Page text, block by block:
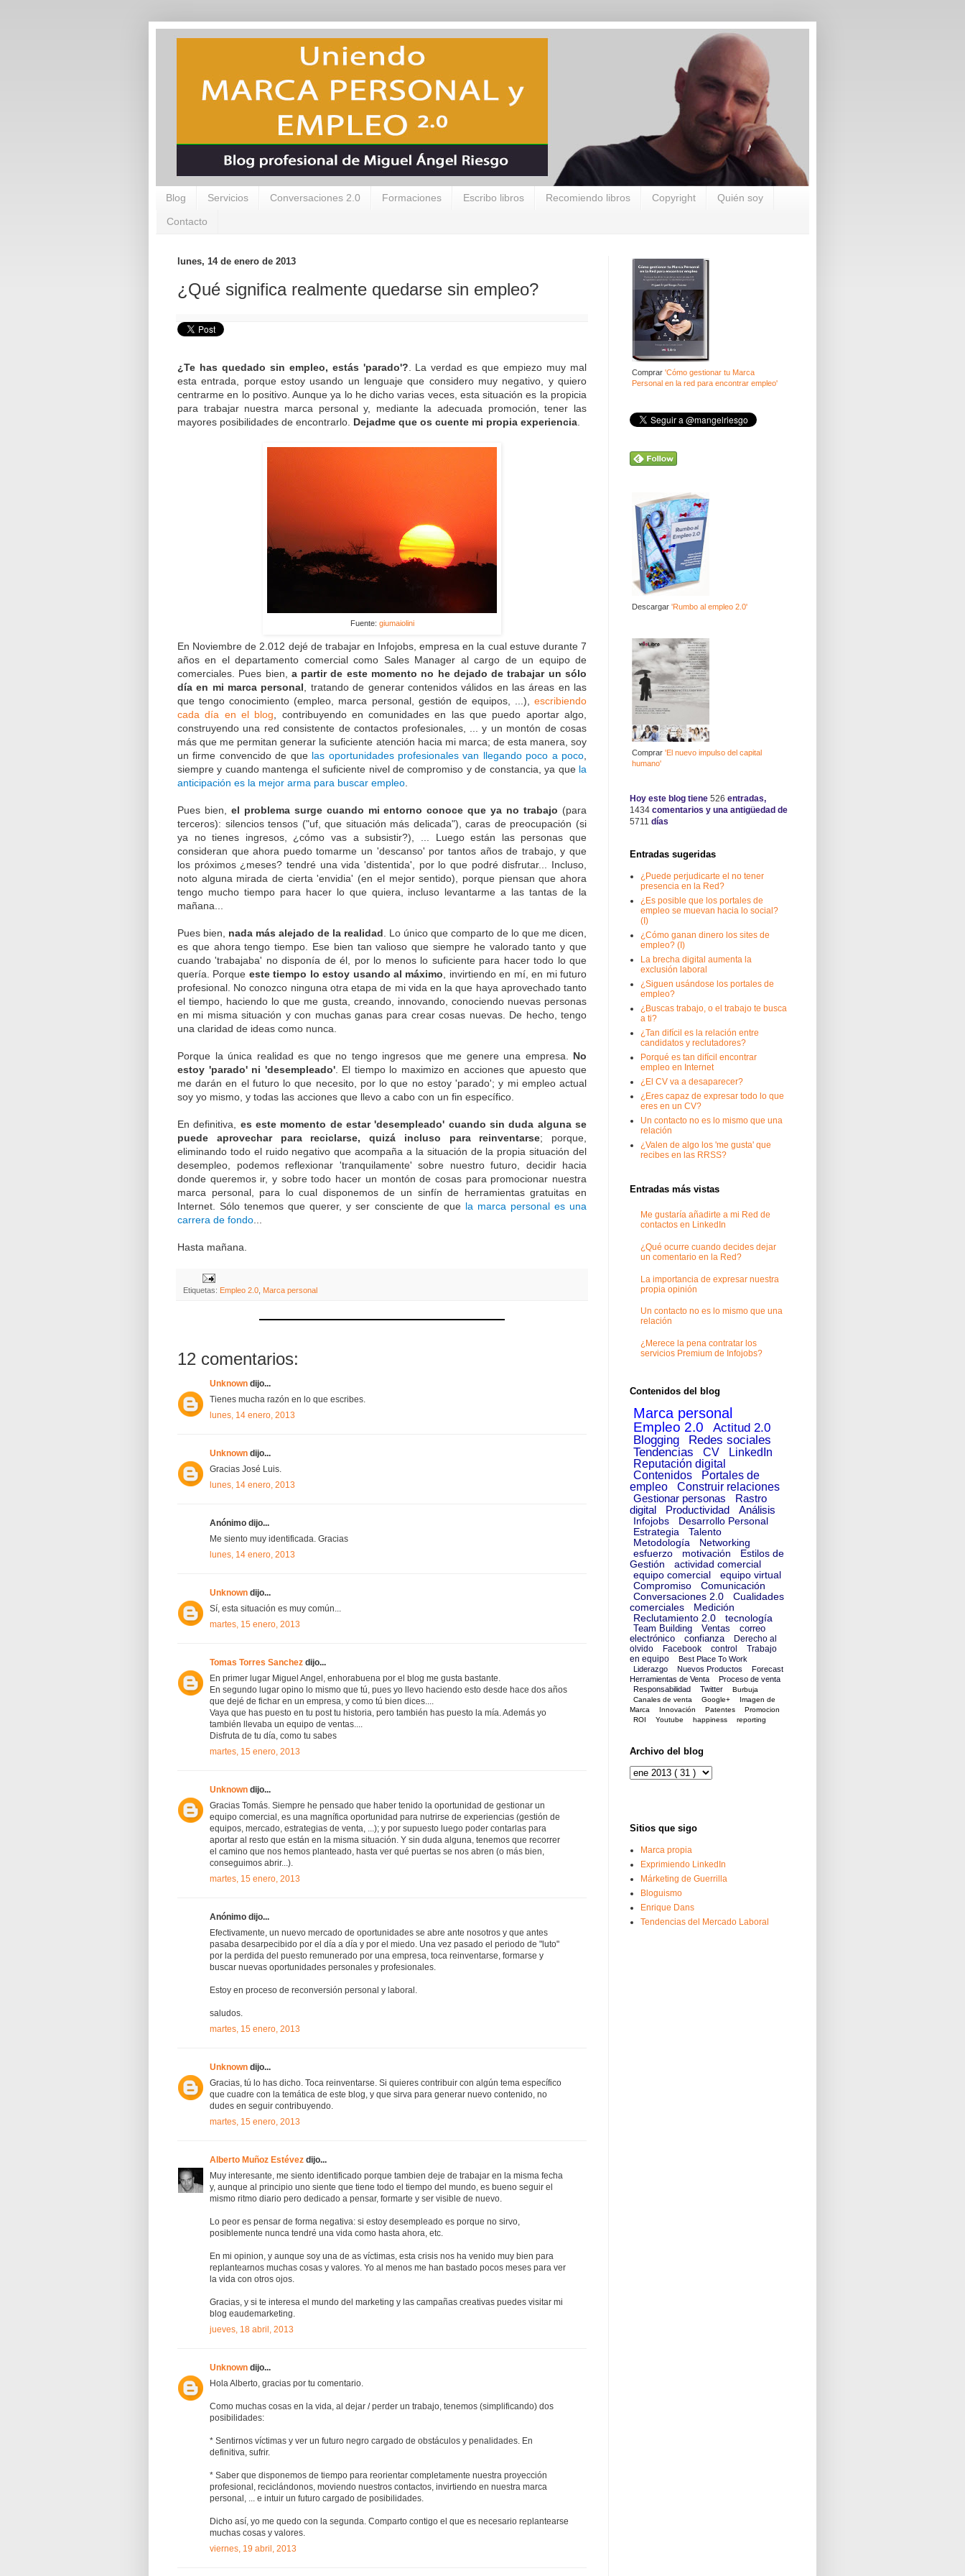
Blog Servicios Conversaciones 2.0 Formaciones Escribo libros Recomiendo libros Copyright Quién soy
Contacto
lunes, 14 de enero de 2013
¿Qué significa realmente quedarse sin empleo?
¿Te has quedado sin empleo, estás 'parado'? . La verdad es que empiezo muy mal
esta entrada, porque estoy usando un lenguaje que considero muy negativo, y quiero
centrarme en lo positivo. Aunque ya lo he dicho varias veces, esta situación es la propicia
para trabajar nuestra marca personal y, mediante la adecuada promoción, tener las
mayores posibilidades de encontrarlo. Dejadme que os cuente mi propia experiencia
Fuente: giumaiolini
En Noviembre de 2.012 dejé de trabajar en Infojobs, empresa en la cual estuve durante 7
años en el departamento comercial como Sales Manager al cargo de un equipo de
comerciales. Pues bien, a partir de este momento no he dejado de trabajar un sólo
día en mi marca personal , tratando de generar contenidos válidos en las áreas en las
que tengo conocimiento (empleo, marca personal, gestión de equipos, ...), escribiendo
cada día en el blog , contribuyendo en comunidades en las que puedo aportar algo,
construyendo una red consistente de contactos profesionales, ... y un montón de cosas
más que me permitan generar la suficiente atención hacia mi marca; de esta manera, soy
un firme convencido de que las oportunidades profesionales van llegando poco a poco
siempre y cuando mantenga el suficiente nivel de compromiso y de constancia, ya que la
anticipación es la mejor arma para buscar empleo
Pues bien, el problema surge cuando mi entorno conoce que ya no trabajo (para
terceros): silencios tensos ("uf, que situación más delicada"), caras de preocupación (si
ya no tienes ingresos, ¿cómo vas a subsistir?), ... Luego están las personas que
consideran que ahora puedo tomarme un 'descanso' por tantos años de trabajo, y que
los próximos ¿meses? tendré una vida 'distentida', por lo que podré disfrutar... Incluso,
noto alguna mirada de cierta 'envidia' (en el mejor sentido), porque piensan que ahora
tengo mucho tiempo para hacer lo que quiera, incluso levantarme a las tantas de la
mañana...
Pues bien, nada más alejado de la realidad . Lo único que comparto de lo que me dicen,
es que ahora tengo tiempo. Ese bien tan valioso que siempre he valorado tanto y que
cuando 'trabajaba' no disponía de él, por lo menos lo suficiente para hacer todo lo que
quería. Porque este tiempo lo estoy usando al máximo , invirtiendo en mí, en mi futuro
profesional. No conozco ninguna otra etapa de mi vida en la que haya aprovechado tanto
el tiempo, haciendo lo que me gusta, creando, innovando, conociendo nuevas personas
en mi misma situación y con muchas ganas para crear cosas nuevas. De hecho, tengo
una claridad de ideas como nunca.
Porque la única realidad es que no tengo ingresos que me genere una empresa. No
estoy 'parado' ni 'desempleado'. El tiempo lo maximizo en acciones que apuesto que
me darán en el futuro lo que necesito, por lo que no estoy 'parado'; y mi empleo actual
soy yo mismo, y todas las acciones que llevo a cabo con un fin específico.
En definitiva, es este momento de estar 'desempleado' cuando sin duda alguna se
puede aprovechar para reciclarse, quizá incluso para reinventarse; porque,
eliminando todo el ruido negativo que acompaña a la situación de la propia situación del
desempleo, podemos reflexionar 'tranquilamente' sobre nuestro futuro, decidir hacia
donde queremos ir, y sobre todo hacer un montón de cosas para promocionar nuestra
marca personal, para lo cual disponemos de un sinfín de herramientas gratuitas en
Internet. Sólo tenemos que querer, y ser consciente de que la marca personal es una
carrera de fondo
Hasta mañana.
Etiquetas: Empleo 2.0 Marca personal
12 comentarios:
Unknown dijo...
Tienes mucha razón en lo que escribes.
lunes, 14 enero, 2013
Unknown dijo...
Gracias José Luis.
lunes, 14 enero, 2013
Anónimo dijo...
Me siento muy identificada. Gracias
lunes, 14 enero, 2013
Unknown dijo...
Sí, esta situación es muy común...
martes, 15 enero, 2013
Tomas Torres Sanchez dijo...
En primer lugar Miguel Angel, enhorabuena por el blog me gusta bastante.
En segundo lugar opino lo mismo que tú, pues yo llevo haciendo esto desde hace dos años
que dejé de fichar en un empresa, y como tú bien dices....
Vaya que has puesto en tu post tu historia, pero también has puesto la mía. Además yo
también llevaba un equipo de ventas....
Disfruta de tu día, como tu sabes
martes, 15 enero, 2013
Unknown dijo...
Gracias Tomás. Siempre he pensado que haber tenido la oportunidad de gestionar un
equipo comercial, es una magnífica oportunidad para nutrirse de experiencias (gestión de
equipos, mercado, estrategias de venta, ...); y por supuesto luego poder contarlas para
aportar al resto que están en la misma situación. Y sin duda alguna, tenemos que recorrer
el camino que nos hemos planteado, hasta ver qué puertas se nos abren (o más bien,
conseguimos abrir...).
martes, 15 enero, 2013
Anónimo dijo...
Efectivamente, un nuevo mercado de oportunidades se abre ante nosotros y que antes
pasaba desarpecibido por el día a día y por el miedo. Una vez pasado el periodo de "luto"
por la perdida del puesto remunerado por una empresa, toca reinventarse, formarse y
buscar nuevas oportunidades personales y profesionales.
Estoy en proceso de reconversión personal y laboral.
saludos.
martes, 15 enero, 2013
Unknown dijo...
Gracias, tú lo has dicho. Toca reinventarse. Si quieres contribuir con algún tema específico
que cuadre con la temática de este blog, y que sirva para generar nuevo contenido, no
dudes en seguir contribuyendo.
martes, 15 enero, 2013
Alberto Muñoz Estévez dijo...
Muy interesante, me siento identificado porque tambien deje de trabajar en la misma fecha
y, aunque al principio uno siente que tiene todo el tiempo del mundo, es bueno seguir el
mismo ritmo diario pero dedicado a pensar, formarte y ser visible de nuevo.
Lo peor es pensar de forma negativa: si estoy desempleado es porque no sirvo,
posiblemente nunca tendré una vida como hasta ahora, etc.
En mi opinion, y aunque soy una de as víctimas, esta crisis nos ha venido muy bien para
replantearnos muchas cosas y valores. Yo al menos me han bastado pocos meses para ver
la vida con otros ojos.
Gracias, y si te interesa el mundo del marketing y las campañas creativas puedes visitar mi
blog eaudemarketing.
jueves, 18 abril, 2013
Unknown dijo...
Hola Alberto, gracias por tu comentario.
Como muchas cosas en la vida, al dejar / perder un trabajo, tenemos (simplificando) dos
posibilidades:
* Sentirnos víctimas y ver un futuro negro cargado de obstáculos y penalidades. En
definitiva, sufrir.
* Saber que disponemos de tiempo para reorientar completamente nuestra proyección
profesional, reciclándonos, moviendo nuestros contactos, invirtiendo en nuestra marca
personal, ... e intuir un futuro cargado de posibilidades.
Dicho así, yo me quedo con la segunda. Comparto contigo el que es necesario replantearse
muchas cosas y valores.
viernes, 19 abril, 2013
Comprar 'Cómo gestionar tu Marca
Personal en la red para encontrar empleo'
Descargar 'Rumbo al empleo 2.0'
Comprar 'El nuevo impulso del capital
humano'
Hoy este blog tiene 526 entradas,
1434 comentarios y una antigüedad de
5711 días
Entradas sugeridas
¿Puede perjudicarte el no tener
presencia en la Red?
¿Es posible que los portales de
empleo se muevan hacia lo social?
(I)
¿Cómo ganan dinero los sites de
empleo? (I)
La brecha digital aumenta la
exclusión laboral
¿Siguen usándose los portales de
empleo?
¿Buscas trabajo, o el trabajo te busca
a ti?
¿Tan difícil es la relación entre
candidatos y reclutadores?
Porqué es tan difícil encontrar
empleo en Internet
¿El CV va a desaparecer?
¿Eres capaz de expresar todo lo que
eres en un CV?
Un contacto no es lo mismo que una
relación
¿Valen de algo los 'me gusta' que
recibes en las RRSS?
Entradas más vistas
Me gustaría añadirte a mi Red de
contactos en LinkedIn
¿Qué ocurre cuando decides dejar
un comentario en la Red?
La importancia de expresar nuestra
propia opinión
Un contacto no es lo mismo que una
relación
¿Merece la pena contratar los
servicios Premium de Infojobs?
Contenidos del blog
Marca personal
Empleo 2.0
Actitud 2.0
Blogging
Redes sociales
Tendencias
CV
LinkedIn
Reputación digital
Contenidos
Portales de
empleo
Construir relaciones
Gestionar personas
Rastro
digital
Productividad Análisis
Infojobs
Desarrollo Personal
Estrategia
Talento
Metodología
Networking
esfuerzo
motivación
Estilos de
Gestión
actividad comercial
equipo comercial
equipo virtual
Compromiso
Comunicación
Conversaciones 2.0
Cualidades
comerciales
Medición
Reclutamiento 2.0
tecnología
Team Building Ventas
correo
electrónico
confianza
Derecho al
olvido
Facebook control
Trabajo
en equipo
Best Place To Work
Liderazgo
Nuevos Productos
Forecast
Herramientas de Venta
Proceso de venta
Responsabilidad
Twitter
Burbuja
Canales de venta
Google+
Imagen de
Marca
Innovación Patentes
Promocion
ROI
Youtube happiness reporting
Archivo del blog
Sitios que sigo
Marca propia
Exprimiendo LinkedIn
Márketing de Guerrilla
Bloguismo
Enrique Dans
Tendencias del Mercado Laboral